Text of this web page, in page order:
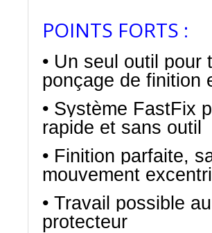
POINTS FORTS :
• Un seul outil
ponçage de finition
• Système FastFix
rapide et sans outil
• Finition parfaite,
mouvement
• Travail possible
protecteur